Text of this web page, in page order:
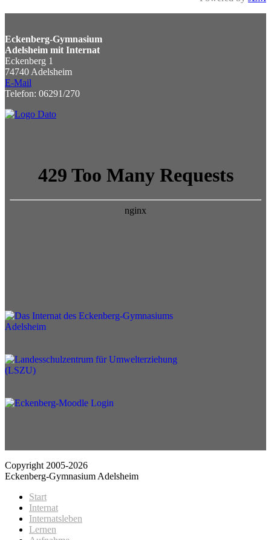
Eckenberg-Gymnasium
Adelsheim mit Internat
Eckenberg 1
74740 Adelsheim
E-Mail
Telefon: 06291/270
Copyright 2005-2026
Eckenberg-Gymnasium Adelsheim
Start
Internat
Internatsleben
Lernen